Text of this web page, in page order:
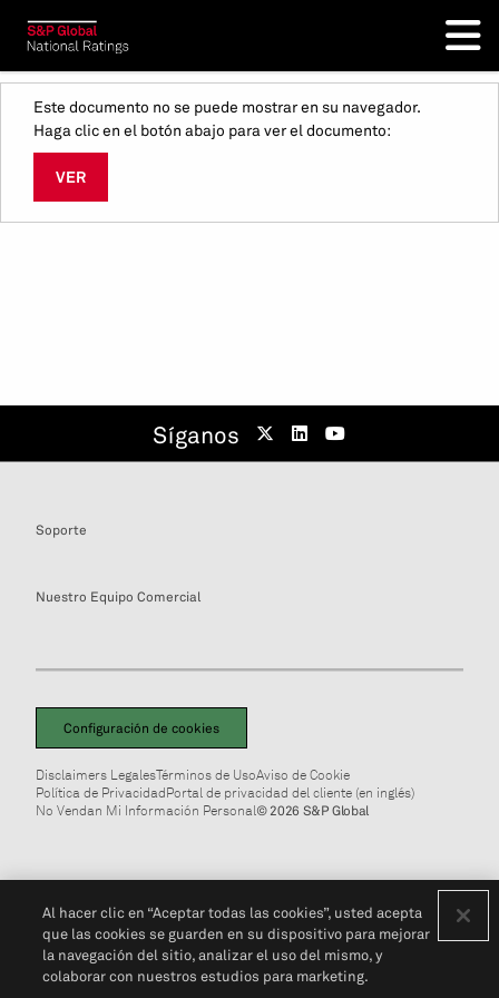
Este documento no se puede mostrar en su navegador.
Haga clic en el botón abajo para ver el documento:
VER
Síganos
Soporte
Nuestro Equipo Comercial
Configuración de cookies
Disclaimers LegalesTérminos de UsoAviso de Cookie
Política de PrivacidadPortal de privacidad del cliente (en inglés)
No Vendan Mi Información Personal© 2026 S&P Global
Al hacer clic en “Aceptar todas las cookies”, usted acepta
que las cookies se guarden en su dispositivo para mejorar
la navegación del sitio, analizar el uso del mismo, y
colaborar con nuestros estudios para marketing.